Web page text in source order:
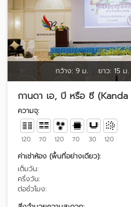
กว้าง: 9 ม. ยาว: 15 ม.
กานดา เอ, บี หรือ ซี
ความจุ:
120 70 120 70 30 120
ค่าเช่าห้อง (พื้นที่อย่างเดียว):
เต็มวัน:
ครึ่งวัน:
ต่อชั่วโมง: